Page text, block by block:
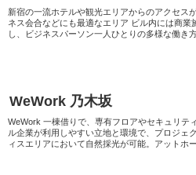
新宿の一流ホテルや観光エリアからのアクセス
ネス会合などにも最適なエリア ビル内には商
し、ビジネスパーソン一人ひとりの多様な働き
WeWork 乃木坂
WeWork 一棟借りで、専有フロアやセキュリテ
ル企業が利用しやすい立地と環境で、プロジェ
ィスエリアにおいて自然採光が可能。アットホー